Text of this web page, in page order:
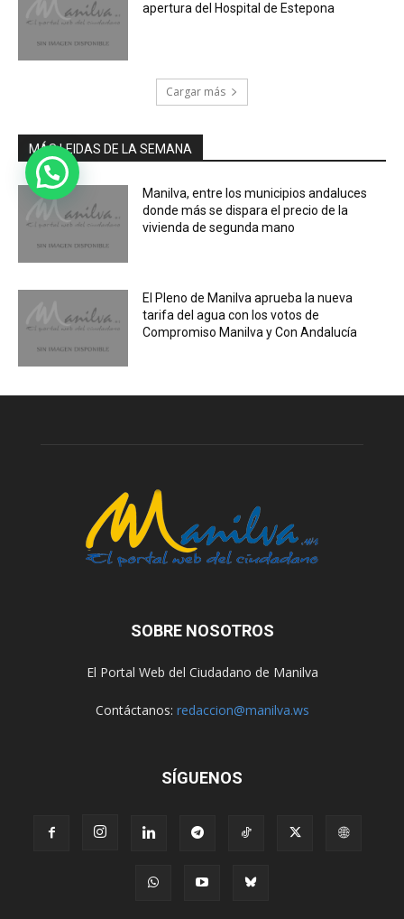
apertura del Hospital de Estepona
Cargar más
MÁS LEIDAS DE LA SEMANA
Manilva, entre los municipios andaluces
donde más se dispara el precio de la
vivienda de segunda mano
El Pleno de Manilva aprueba la nueva
tarifa del agua con los votos de
Compromiso Manilva y Con Andalucía
SOBRE NOSOTROS
El Portal Web del Ciudadano de Manilva
Contáctanos: redaccion@manilva.ws
SÍGUENOS